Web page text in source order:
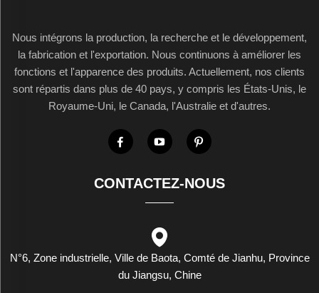
Nous intégrons la production, la recherche et le développement,
la fabrication et l'exportation. Nous continuons à améliorer les
fonctions et l'apparence des produits. Actuellement, nos clients
sont répartis dans plus de 40 pays, y compris les États-Unis, le
Royaume-Uni, le Canada, l'Australie et d'autres.
CONTACTEZ-NOUS
N°6, Zone industrielle, Ville de Baota, Comté de Jianhu, Province
du Jiangsu, Chine